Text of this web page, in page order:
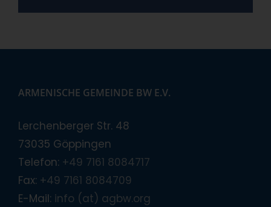
ARMENISCHE GEMEINDE BW E.V.
Lerchenberger Str. 48
73035 Göppingen
Telefon: +49 7161 8084717
Fax: +49 7161 8084709
E-Mail: info (at) agbw.org